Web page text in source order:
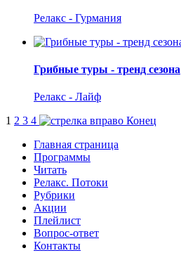
Релакс - Гурмания
Грибные туры - тренд сезона
Релакс - Лайф
1 2 3 4
Конец
Главная страница
Программы
Читать
Релакс. Потоки
Рубрики
Акции
Плейлист
Вопрос-ответ
Контакты